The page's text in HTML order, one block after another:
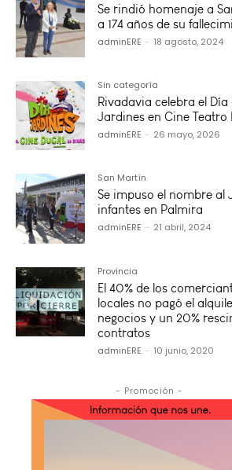
Se rindió homenaje a
a 174 años de su
adminERE - 18 agosto, 2024
Sin categoría
Rivadavia celebra el Día
Jardines en Cine Teatro
adminERE - 26 mayo, 2026
San Martín
Se impuso el nombre al
infantes en Palmira
adminERE - 21 abril, 2024
Provincia
El 40% de los
locales no pagó el
negocios y un 20%
contratos
adminERE - 10 junio, 2020
- Promoción -